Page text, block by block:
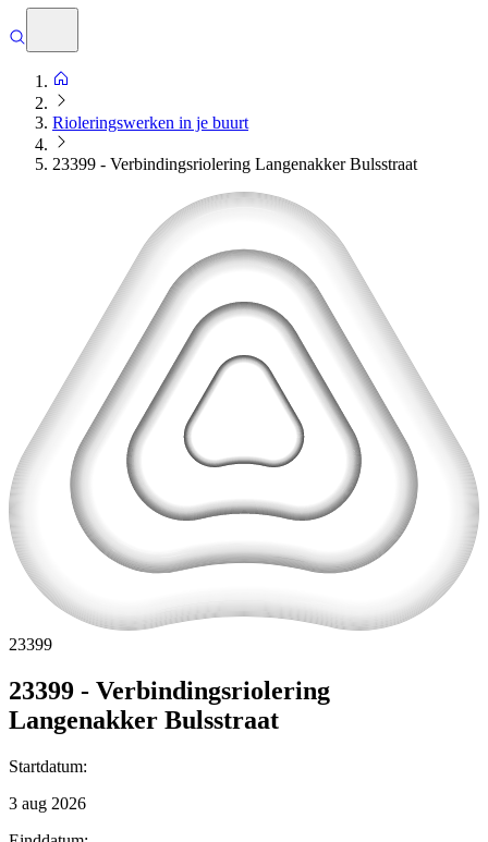
Rioleringswerken in je buurt
23399 - Verbindingsriolering Langenakker Bulsstraat
23399
23399 - Verbindingsriolering
Langenakker Bulsstraat
Startdatum:
3 aug 2026